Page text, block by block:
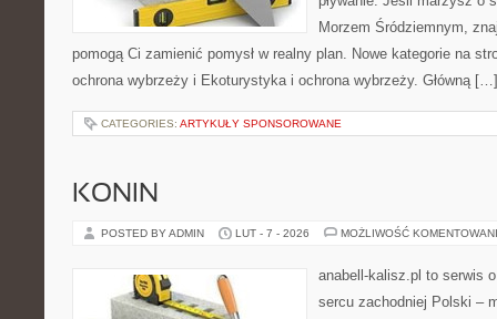
Morzem Śródziemnym,
pomogą Ci zamienić pomysł w realny plan. Nowe kategorie na
ochrona wybrzeży i Ekoturystyka i ochrona wybrzeży. Główną […]
CATEGORIES: ARTYKUŁY SPONSOROWANE
KONIN
POSTED BY ADMIN LUT - 7 - 2026 MOŻLIWOŚĆ
anabell-kalisz.pl to serwis
sercu zachodniej Polski –